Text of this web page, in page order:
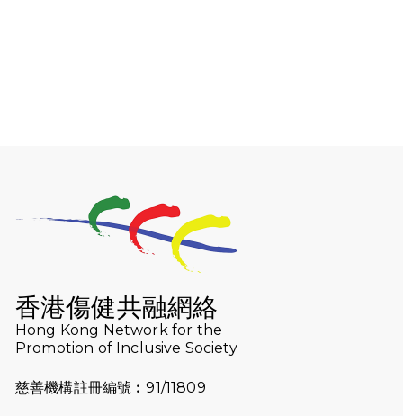
成就毅行壯舉
尋找跑會的故事 #23 | 猛龍長跑會 -
Why Not Run
2024-11-07
樂施毅行者｜毅行40「堅」並肩下周
五開鑼 逾4千健兒蓄勢待發
跑友黃志輝(Jeff)和鄭子健(Jason)
香港傷健共融網絡
Hong Kong Network for the
Promotion of Inclusive Society
慈善機構註冊編號︰91/11809